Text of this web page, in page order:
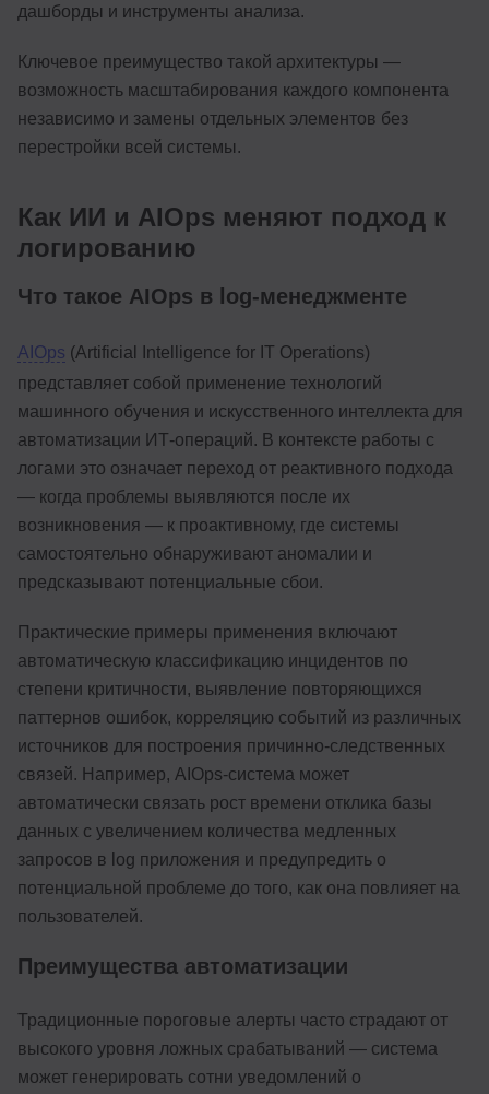
дашборды и инструменты анализа.
Ключевое преимущество такой архитектуры —
возможность масштабирования каждого компонента
независимо и замены отдельных элементов без
перестройки всей системы.
Как ИИ и AIOps меняют подход к
логированию
Что такое AIOps в log-менеджменте
AIOps (Artificial Intelligence for IT Operations)
представляет собой применение технологий
машинного обучения и искусственного интеллекта для
автоматизации ИТ-операций. В контексте работы с
логами это означает переход от реактивного подхода
— когда проблемы выявляются после их
возникновения — к проактивному, где системы
самостоятельно обнаруживают аномалии и
предсказывают потенциальные сбои.
Практические примеры применения включают
автоматическую классификацию инцидентов по
степени критичности, выявление повторяющихся
паттернов ошибок, корреляцию событий из различных
источников для построения причинно-следственных
связей. Например, AIOps-система может
автоматически связать рост времени отклика базы
данных с увеличением количества медленных
запросов в log приложения и предупредить о
потенциальной проблеме до того, как она повлияет на
пользователей.
Преимущества автоматизации
Традиционные пороговые алерты часто страдают от
высокого уровня ложных срабатываний — система
может генерировать сотни уведомлений о